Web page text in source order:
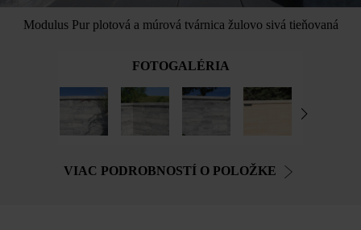
Modulus Pur plotová a múrová tvárnica žulovo sivá tieňovaná
FOTOGALÉRIA
VIAC PODROBNOSTÍ O POLOŽKE